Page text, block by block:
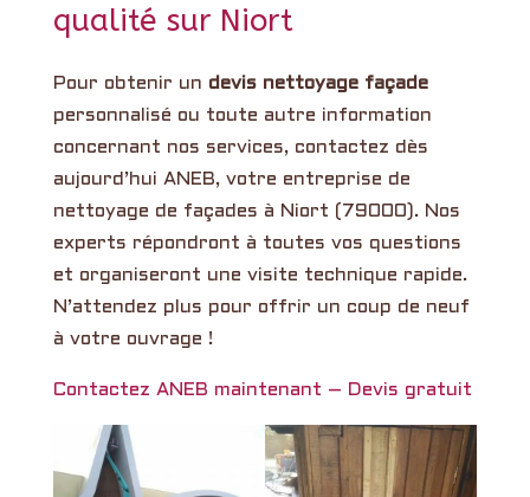
qualité sur Niort
Pour obtenir un devis nettoyage façade
personnalisé ou toute autre information
concernant nos services, contactez dès
aujourd’hui ANEB, votre entreprise de
nettoyage de façades à Niort (79000). Nos
experts répondront à toutes vos questions
et organiseront une visite technique rapide.
N’attendez plus pour offrir un coup de neuf
à votre ouvrage !
Contactez ANEB maintenant – Devis gratuit